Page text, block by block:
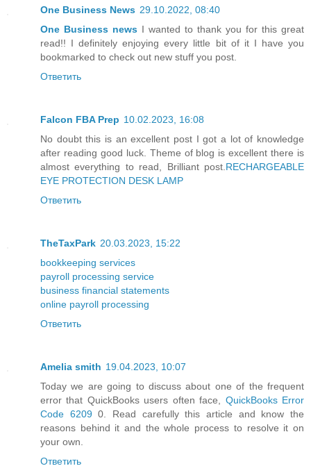
One Business News 29.10.2022, 08:40
One Business news I wanted to thank you for this great
read!! I definitely enjoying every little bit of it I have you
bookmarked to check out new stuff you post.
Ответить
Falcon FBA Prep 10.02.2023, 16:08
No doubt this is an excellent post I got a lot of knowledge
after reading good luck. Theme of blog is excellent there is
almost everything to read, Brilliant post. RECHARGEABLE
EYE PROTECTION DESK LAMP
Ответить
TheTaxPark 20.03.2023, 15:22
bookkeeping services
payroll processing service
business financial statements
online payroll processing
Ответить
Amelia smith 19.04.2023, 10:07
Today we are going to discuss about one of the frequent
error that QuickBooks users often face, QuickBooks Error
Code 62090. Read carefully this article and know the
reasons behind it and the whole process to resolve it on
your own.
Ответить